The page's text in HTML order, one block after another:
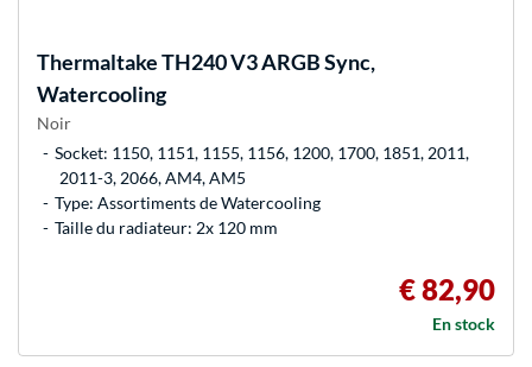
ThermaltakeTH240 V3 ARGB Sync,
Watercooling
Noir
Socket: 1150, 1151, 1155, 1156, 1200, 1700, 1851, 2011,
2011-3, 2066, AM4, AM5
Type: Assortiments de Watercooling
Taille du radiateur: 2x 120 mm
€ 82,90
En stock